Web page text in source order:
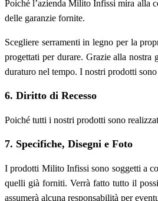
Poiché l’azienda Milito Infissi mira alla
delle garanzie fornite.
Scegliere serramenti in legno per la
progettati per durare. Grazie alla
duraturo nel tempo. I nostri prodotti
6. Diritto di Recesso
Poiché tutti i nostri prodotti sono
7. Specifiche, Disegni e Foto
I prodotti Milito Infissi sono soggetti a
quelli già forniti. Verrà fatto tutto il
assumerà alcuna responsabilità per